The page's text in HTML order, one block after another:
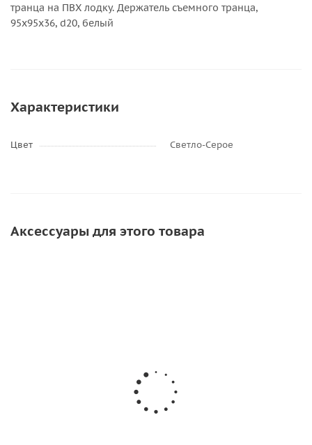
транца на ПВХ лодку. Держатель съемного транца,
95х95х36, d20, белый
Характеристики
Цвет Светло-Серое
Аксессуары для этого товара
Клей Texacol M 150 для